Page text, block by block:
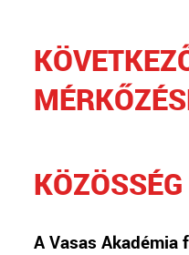
KÖZÖSSÉG
A Vasas Akadémia